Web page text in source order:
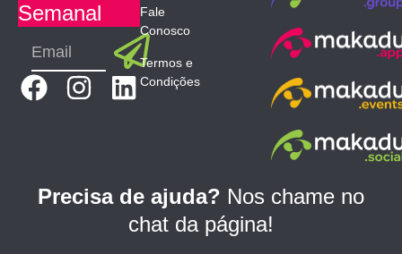
Semanal
Email Submit
F
b
I
a
L
e
d
Fale
Conosco
Termos e
Condições
Precisa de ajuda? Nos chame no
chat da página!